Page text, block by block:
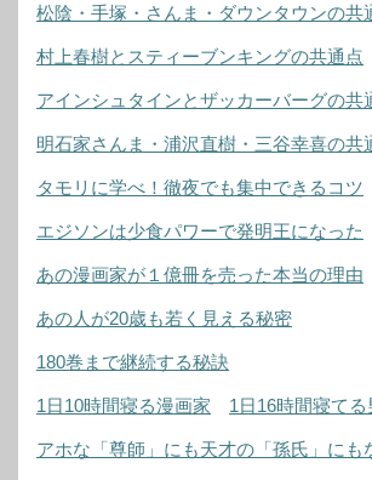
松陰・手塚・さんま・ダウンタウンの共
村上春樹とスティーブンキングの共通点
アインシュタインとザッカーバーグの共
明石家さんま・浦沢直樹・三谷幸喜の共
タモリに学べ！徹夜でも集中できるコツ
エジソンは少食パワーで発明王になった
あの漫画家が１億冊を売った本当の理由
あの人が20歳も若く見える秘密
180巻まで継続する秘訣
1日10時間寝る漫画家 1日16時間寝てる
アホな「尊師」にも天才の「孫氏」にも